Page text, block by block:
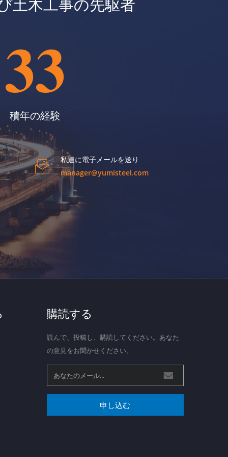
土木工事の先駆者
33
積年の経験
私達に電子メールを送り
manager@yumisteel.com
購読する
読んで、投稿し、購読してください。あなた
の意見をお聞かせください。
申し込む